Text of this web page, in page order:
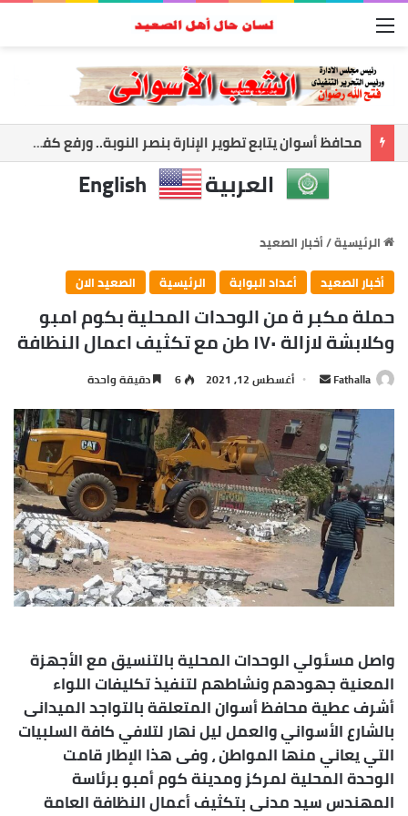
القائمة
أسوان تعزز الشراكة الأمنية.. المحافظ ومدير الأمن يبحثان ملفات الأمن والتنميه
العربية English
الرئيسية/أخبار الصعيد
أخبار الصعيد
أعداد البوابة الرئيسية الصعيد الان
حملة مكبر ة من الوحدات المحلية بكوم امبو
وكلابشة لازالة ١٧٠ طن مع تكثيف اعمال النظافة
Fathalla
أرسل
إلكترونيا
أغسطس 12, 2021 6 دقيقة واحدة
واصل مسئولي الوحدات المحلية بالتنسيق مع الأجهزة
المعنية جهودهم ونشاطهم لتنفيذ تكليفات اللواء
أشرف عطية محافظ أسوان المتعلقة بالتواجد الميدانى
بالشارع الأسواني والعمل ليل نهار لتلافي كافة السلبيات
التي يعاني منها المواطن ، وفى هذا الإطار قامت
الوحدة المحلية لمركز ومدينة كوم أمبو برئاسة
المهندس سيد مدنى بتكثيف أعمال النظافة العامة